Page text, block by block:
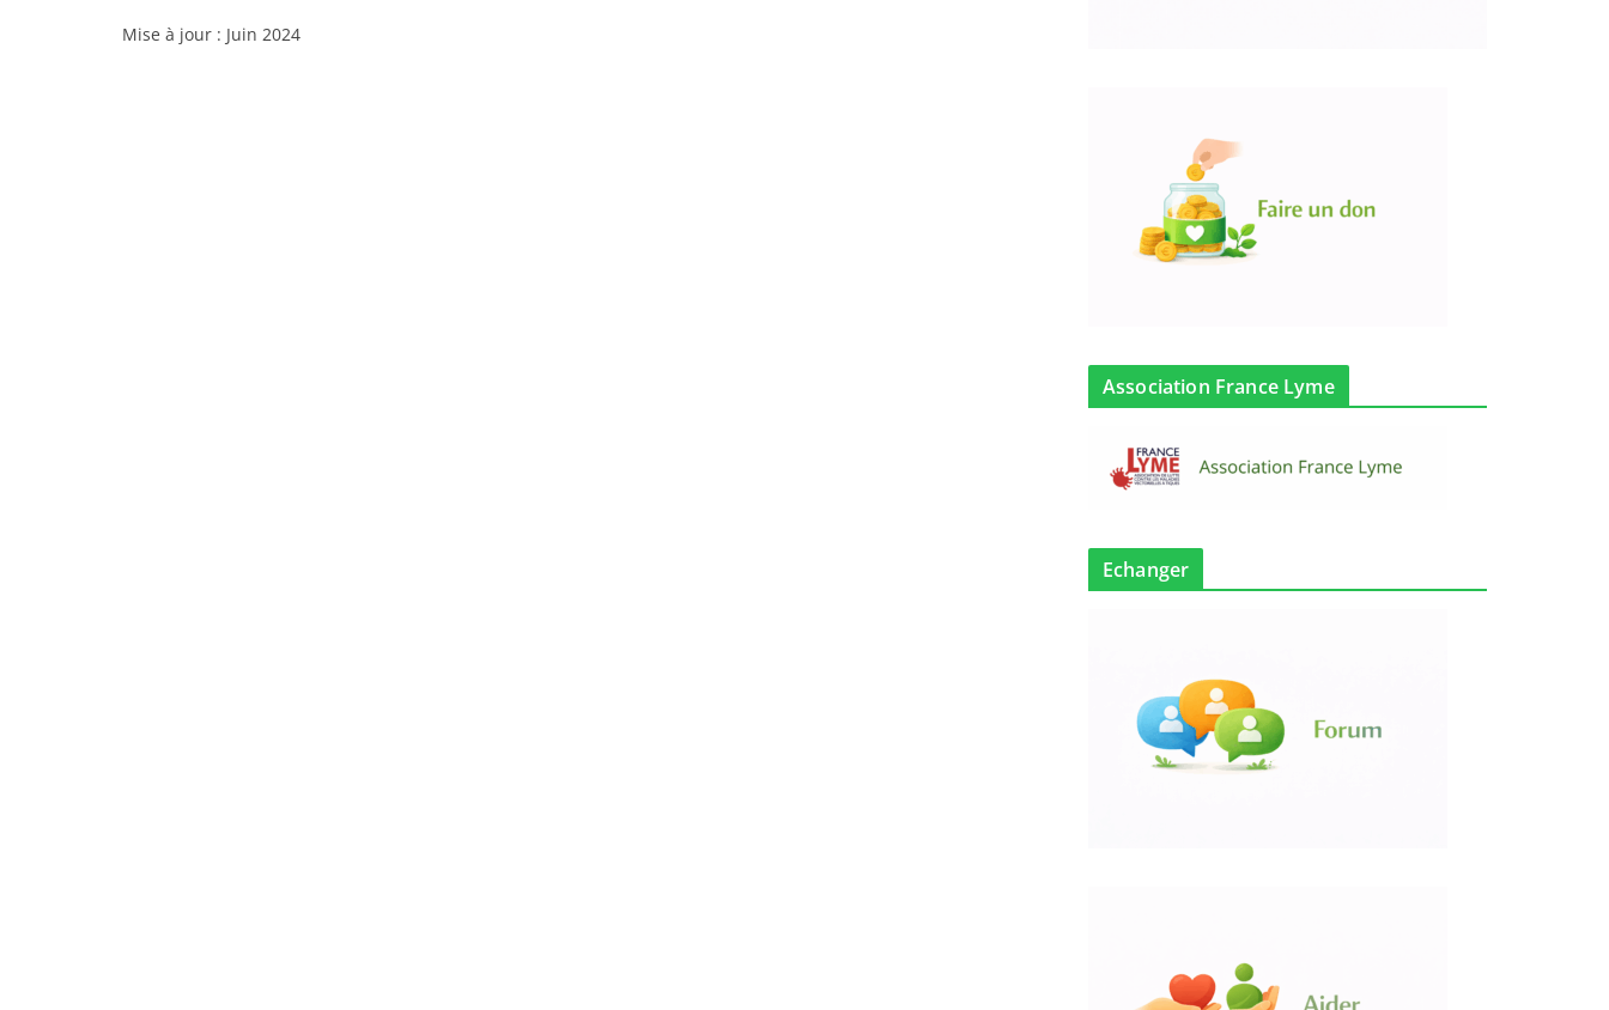
Mise à jour : Juin 2024
Association France Lyme
Echanger